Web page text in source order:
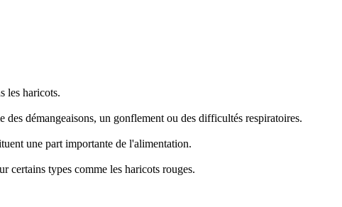
les haricots.
démangeaisons, un gonflement ou des difficultés respiratoires.
une part importante de l'alimentation.
certains types comme les haricots rouges.